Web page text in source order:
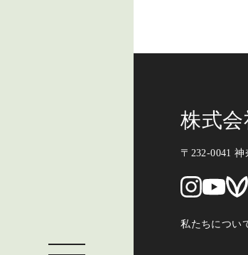
株式
〒232-0041
私たちについ